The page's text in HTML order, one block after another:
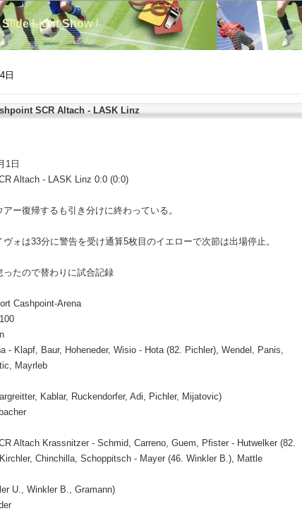
Light Show /
日
SCR Altach - LASK Linz
1日
Altach - LASK Linz 0:0 (0:0)
アー復帰するも引き分けに終わっている。
ヴォは33分に警告を受け通算5枚目のイエローで次節は出場停止。
ったので替わりに試合記録
Cashpoint-Arena
- Klapf, Baur, Hoheneder, Wisio - Hota (82. Pichler), Wendel, Panis,
Mayrleb
Kablar, Ruckendorfer, Adi, Pichler, Mijatovic)
Altach Krassnitzer - Schmid, Carreno, Guem, Pfister - Hutwelker (82.
Chinchilla, Schoppitsch - Mayer (46. Winkler B.), Mattle
U., Winkler B., Gramann)